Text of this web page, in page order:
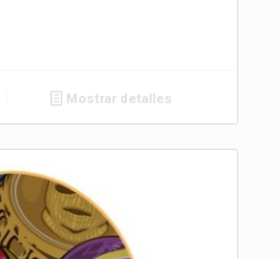
Mostrar detalles